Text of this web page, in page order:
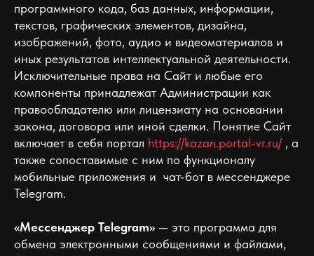
программного кода, баз данных, информации,
текстов, графических элементов, дизайна,
изображений, фото, аудио и видеоматериалов и
иных результатов интеллектуальной деятельности.
Исключительные права на Сайт и любые его
компоненты принадлежат Администрации как
правообладателю или лицензиату на основании
закона, договора или иной сделки. Понятие Сайт
включает в себя портал https://kazan.portal-vr.ru/ , а
также сопоставимые c ним по функционалу
мобильные приложения и чат-бот в мессенджере
Telegram.
«Мессенджер Telegram» — это программа для
обмена электронными сообщениями и файлами,